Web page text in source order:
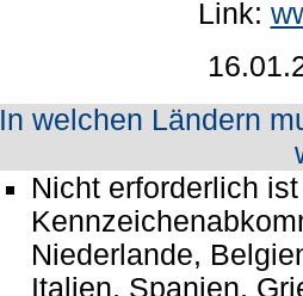
Link:
In welchen Ländern
Nicht erforderlich
Niederlande,
Italien, Spanien,